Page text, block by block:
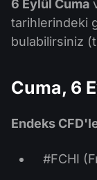
6 Eylül Cuma
tarihlerindeki
bulabilirsiniz
Cuma, 6
Endeks
#FCHI